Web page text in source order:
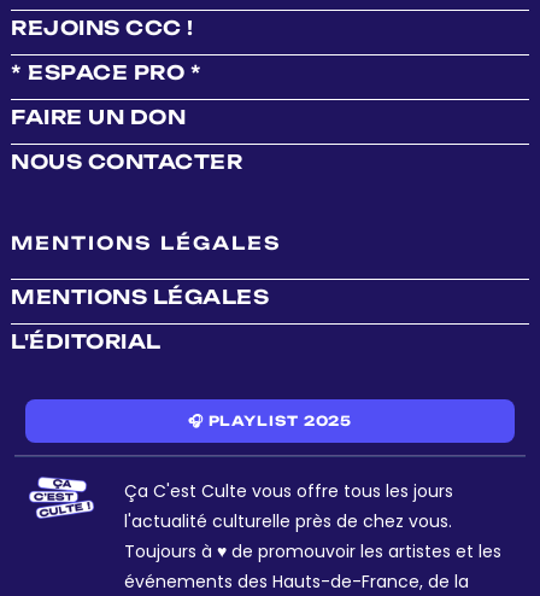
REJOINS CCC !
* ESPACE PRO *
FAIRE UN DON
NOUS CONTACTER
MENTIONS LÉGALES
MENTIONS LÉGALES
L'ÉDITORIAL
🎧 PLAYLIST 2025
Ça C'est Culte vous offre tous les jours
l'actualité culturelle près de chez vous.
Toujours à ♥ de promouvoir les artistes et les
événements des Hauts-de-France, de la